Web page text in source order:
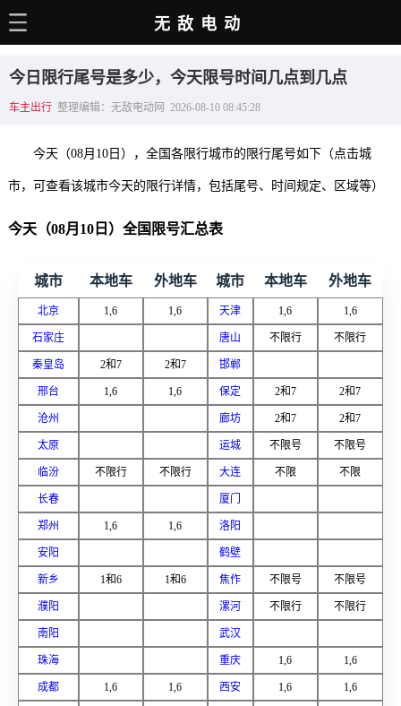
电动百科
用车百科
销量榜
经销商
无敌电动
今日限行尾号是多少，今天限号时间几点到几点
车主出行 整理编辑：无敌电动网 2026-08-10 08:45:28
今天（08月10日），全国各限行城市的限行尾号如下（点击城
市，可查看该城市今天的限行详情，包括尾号、时间规定、区域等）
今天（08月10日）全国限号汇总表
城市 本地车 外地车 城市 本地车 外地车
北京 1,6 1,6 天津 1,6 1,6
石家庄 唐山 不限行 不限行
秦皇岛 2和7 2和7 邯郸
邢台 1,6 1,6 保定 2和7 2和7
沧州 廊坊 2和7 2和7
太原 运城 不限号 不限号
临汾 不限行 不限行 大连 不限 不限
长春 厦门
郑州 1,6 1,6 洛阳
安阳 鹤壁
新乡 1和6 1和6 焦作 不限号 不限号
濮阳 漯河 不限行 不限行
南阳 武汉
珠海 重庆 1,6 1,6
成都 1,6 1,6 西安 1,6 1,6